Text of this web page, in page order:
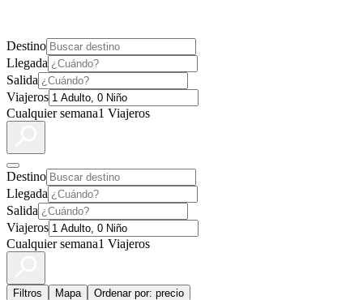
Destino
Llegada
Salida
Viajeros
Cualquier semana1 Viajeros
Destino
Llegada
Salida
Viajeros
Cualquier semana1 Viajeros
Filtros Mapa Ordenar por: precio